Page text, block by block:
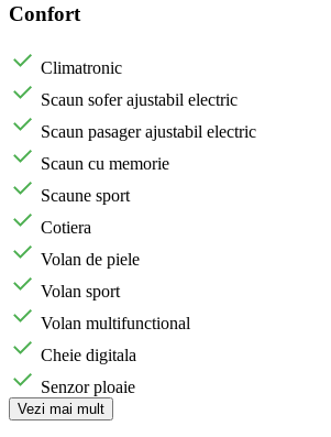
Confort
Climatronic
Scaun sofer ajustabil electric
Scaun pasager ajustabil electric
Scaun cu memorie
Scaune sport
Cotiera
Volan de piele
Volan sport
Volan multifunctional
Cheie digitala
Senzor ploaie
Vezi mai mult